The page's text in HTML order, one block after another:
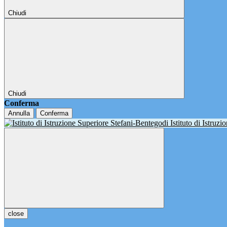
Chiudi
Chiudi
Conferma
Annulla Conferma
Istituto di
close